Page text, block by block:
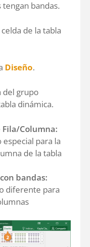
bandas.
de la tabla
Diseño.
del grupo
dinámica.
Fila/Columna:
para la
de la tabla
bandas:
diferente para